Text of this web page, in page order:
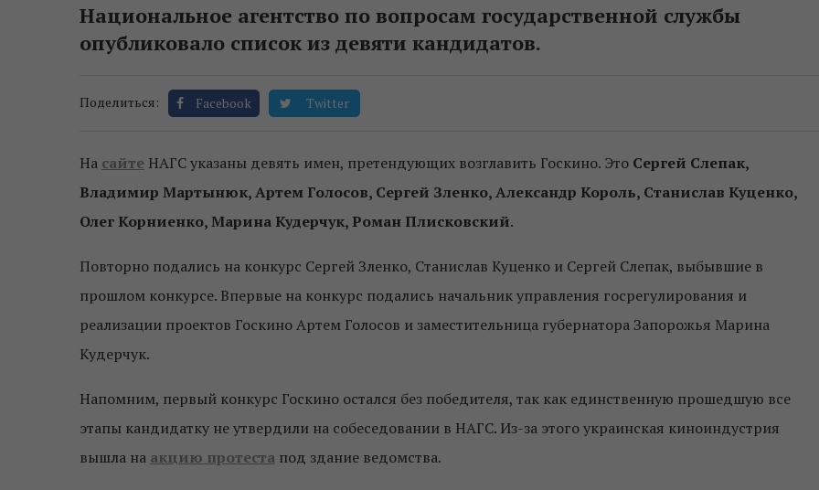
Национальное агентство по вопросам государственной службы
опубликовало список из девяти кандидатов.
Поделиться: Facebook Twitter
На сайте НАГС указаны девять имен, претендующих возглавить Госкино. Это Сергей Слепак,
Владимир Мартынюк, Артем Голосов, Сергей Зленко, Александр Король, Станислав Куценко,
Олег Корниенко, Марина Кудерчук, Роман Плисковский.
Повторно подались на конкурс Сергей Зленко, Станислав Куценко и Сергей Слепак, выбывшие в
прошлом конкурсе. Впервые на конкурс подались начальник управления госрегулирования и
реализации проектов Госкино Артем Голосов и заместительница губернатора Запорожья Марина
Кудерчук.
Напомним, первый конкурс Госкино остался без победителя, так как единственную прошедшую все
этапы кандидатку не утвердили на собеседовании в НАГС. Из-за этого украинская киноиндустрия
вышла на акцию протеста под здание ведомства.